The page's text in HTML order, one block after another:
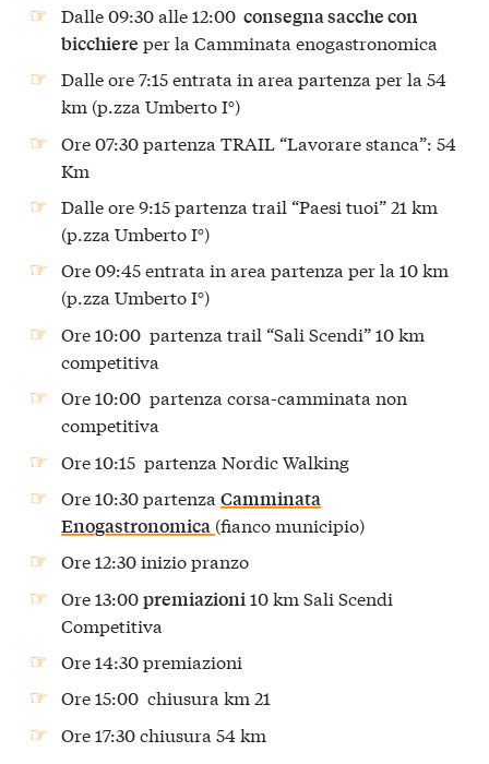
Dalle 09:30 alle 12:00 consegna sacche con
bicchiere per la Camminata enogastronomica
Dalle ore 7:15 entrata in area partenza per la 54
km (p.zza Umberto I°)
Ore 07:30 partenza TRAIL “Lavorare stanca”: 54
Km
Dalle ore 9:15 partenza trail “Paesi tuoi” 21 km
(p.zza Umberto I°)
Ore 09:45 entrata in area partenza per la 10 km
(p.zza Umberto I°)
Ore 10:00 partenza trail “Sali Scendi” 10 km
competitiva
Ore 10:00 partenza corsa-camminata non
competitiva
Ore 10:15 partenza Nordic Walking
Ore 10:30 partenzaCamminata
Enogastronomica (fianco municipio)
Ore 12:30 inizio pranzo
Ore 13:00premiazioni10 km Sali Scendi
Competitiva
Ore 14:30 premiazioni
Ore 15:00 chiusura km 21
Ore 17:30 chiusura 54 km